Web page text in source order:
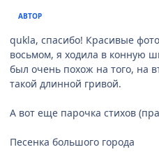
АВТОР
qukla, спасибо! Красивые
восьмом, я ходила в конную
был очень похож на того, на
такой длинной гривой.
А вот еще парочка стихов
Песенка большого города